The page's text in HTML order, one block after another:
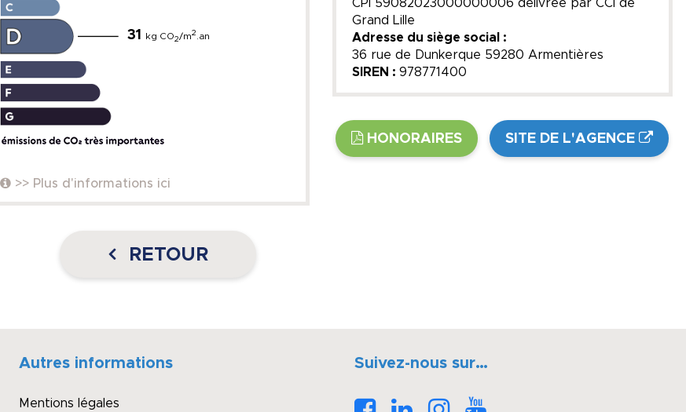
31 kg CO2/m2 .an
>> Plus d'informations ici
CPI 59082023000000006 délivrée par CCI de
Grand Lille
Adresse du siège social :
36 rue de Dunkerque 59280 Armentières
SIREN : 978771400
HONORAIRES SITE DE L'AGENCE
RETOUR
Autres informations
Mentions légales
Suivez-nous sur…